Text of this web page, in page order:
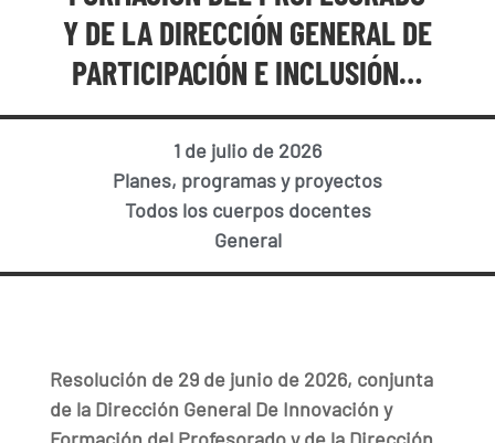
Y DE LA DIRECCIÓN GENERAL DE
PARTICIPACIÓN E INCLUSIÓN…
1 de julio de 2026
Planes, programas y proyectos
Todos los cuerpos docentes
General
Resolución de 29 de junio de 2026, conjunta
de la Dirección General De Innovación y